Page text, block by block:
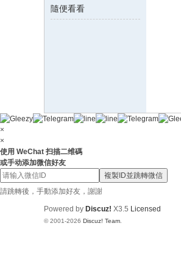
藍隨便看看
×
×
使用 WeChat 扫描二维碼
或手动添加微信好友
複製ID並跳轉微信
請跳轉後，手動添加好友，謝謝
Powered by Discuz! X3.5 Licensed
© 2001-2026 Discuz! Team